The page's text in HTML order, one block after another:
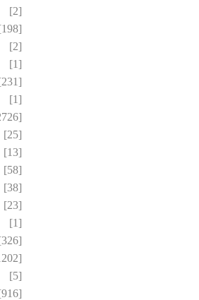
[2]
[2]
[1]
[1]
[25]
[13]
[58]
[38]
[23]
[1]
[5]